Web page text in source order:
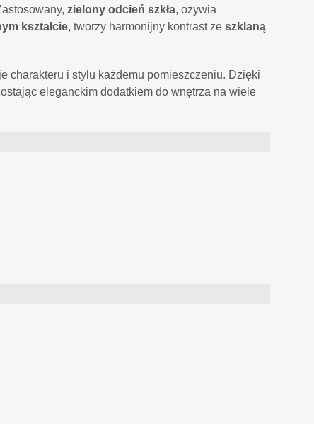
zielony odcień szkła, ożywia
kształcie, tworzy harmonijny kontrast ze szklaną
charakteru i stylu każdemu pomieszczeniu. Dzięki
eleganckim dodatkiem do wnętrza na wiele